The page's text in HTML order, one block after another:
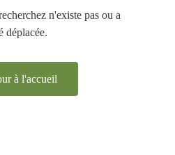
n'existe pas ou a
déplacée.
à l'accueil